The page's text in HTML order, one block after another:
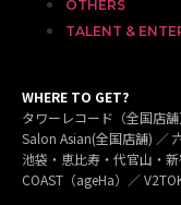
OTHERS
TALENT &
WHERE TO GET?
タワーレコード（全国店
Salon Asian(全国店舗) ／
池袋・恵比寿・代官山・
COAST（ageHa）／